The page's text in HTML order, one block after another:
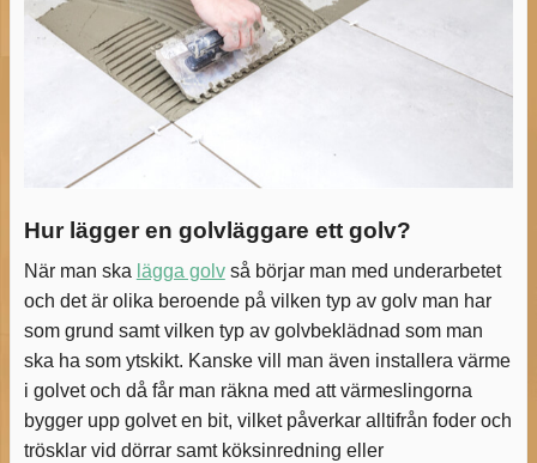
Hur lägger en golvläggare ett golv?
När man ska lägga golvså börjar man med underarbetet
och det är olika beroende på vilken typ av golv man har
som grund samt vilken typ av golvbeklädnad som man
ska ha som ytskikt. Kanske vill man även installera värme
i golvet och då får man räkna med att värmeslingorna
bygger upp golvet en bit, vilket påverkar alltifrån foder och
trösklar vid dörrar samt köksinredning eller